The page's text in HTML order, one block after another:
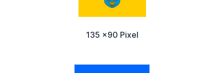
135 x90 Pixel